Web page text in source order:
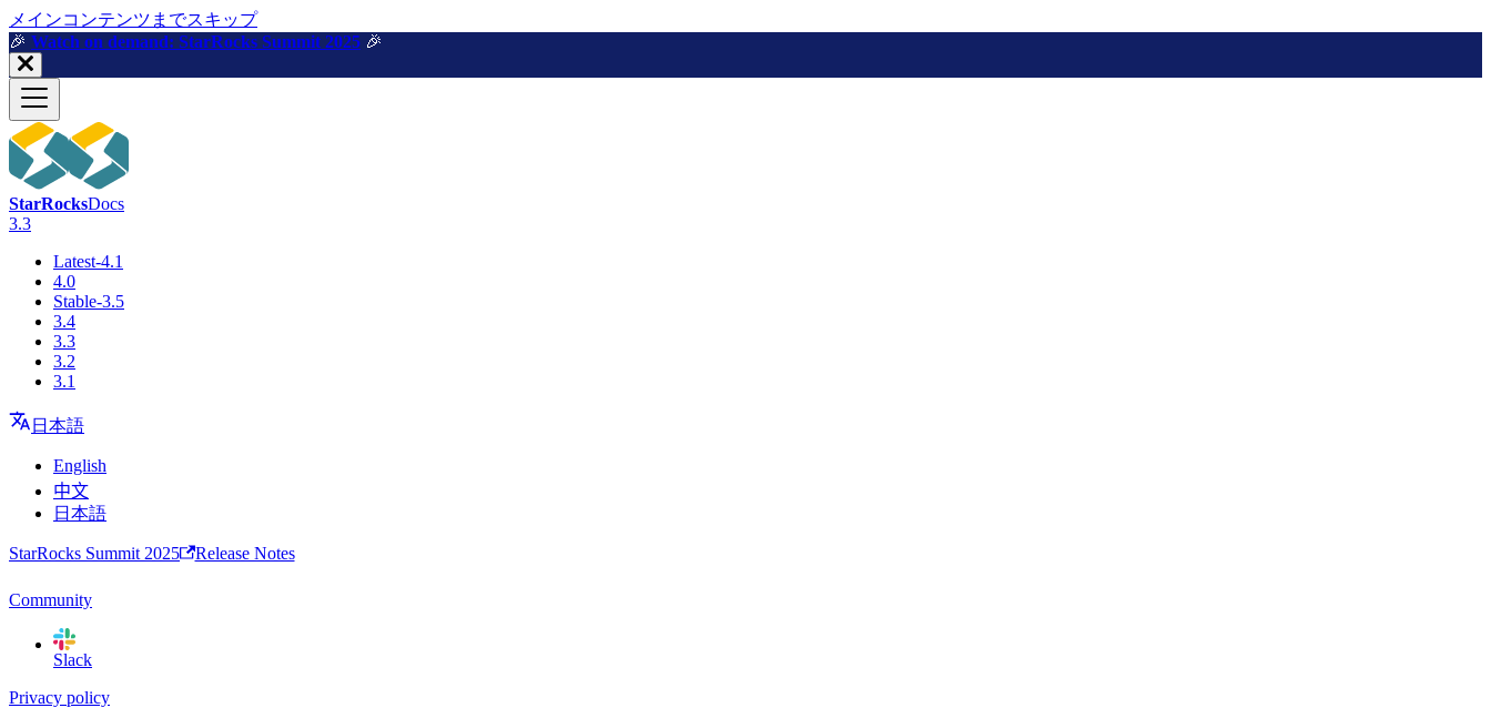
メインコンテンツまでスキップ
🎉️ Watch on demand: StarRocks Summit 2025 🎉️
StarRocksDocs
3.3
Latest-4.1
4.0
Stable-3.5
3.4
3.3
3.2
3.1
日本語
English
中文
日本語
StarRocks Summit 2025 Release Notes
Community
Slack
Privacy policy